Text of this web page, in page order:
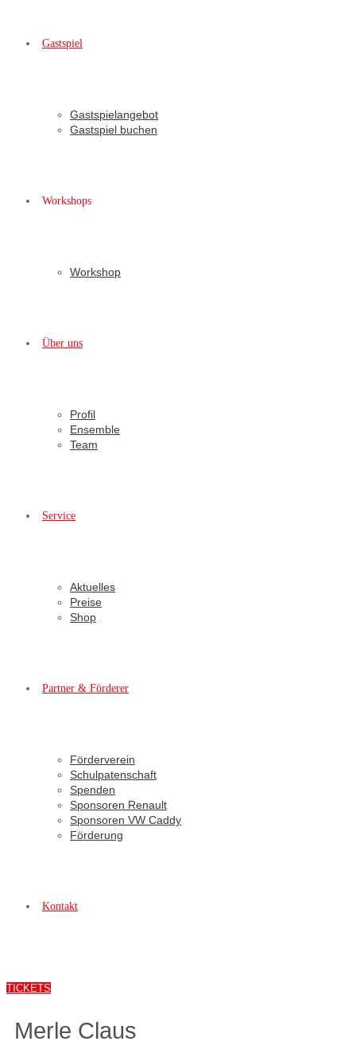
Gastspiel
Gastspielangebot
Gastspiel buchen
Workshops
Workshop
Über uns
Profil
Ensemble
Team
Service
Aktuelles
Preise
Shop
Partner & Förderer
Förderverein
Schulpatenschaft
Spenden
Sponsoren Renault
Sponsoren VW Caddy
Förderung
Kontakt
TICKETS
Merle Claus